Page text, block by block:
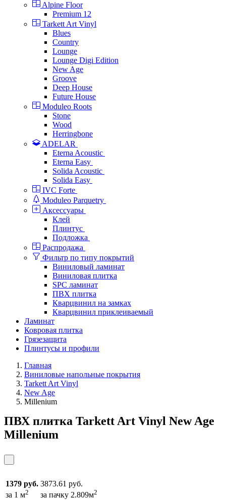
Alpine Floor
Premium 12
Tarkett Art Vinyl
Blues
Country
Lounge
Lounge Digi Edition
New Age
Groove
Deep House
Future House
Moduleo Roots
Stone
Wood
Herringbone
ADELAR
Eterna Acoustic
Eterna Easy
Solida Acoustic
Solida Easy
IVC Forte
Moduleo Parquetry
Аксессуары
Клей
Плинтус
Подложка
Распродажа
Фильтр по типу покрытий
Виниловый ламинат
Виниловая плитка
SPC ламинат
ПВХ плитка
Кварцвинил на замках
Кварцвинил приклеиваемый
Ламинат
Ковровая плитка
Грязезащита
Плинтусы и профили
Главная
Виниловые напольные покрытия
Tarkett Art Vinyl
New Age
Millenium
ПВХ плитка Tarkett Art Vinyl New Age
Millenium
1379 руб.
за 1 м2
3873.61 руб.
за пачку 2.809м2